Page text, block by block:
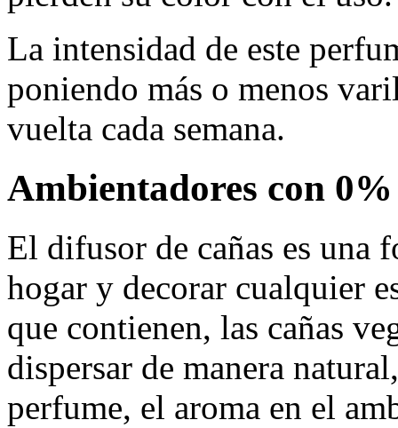
La intensidad de este
poniendo más o menos
vuelta cada semana.
Ambientadores con
El difusor de cañas es una
hogar y decorar cualquier
que contienen, las cañas
dispersar de manera
perfume, el aroma en el